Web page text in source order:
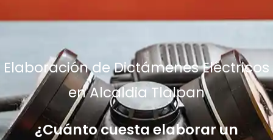
Elaboración de Dictámenes Eléctricos
en Alcaldia Tlalpan
¿Cuánto cuesta elaborar un